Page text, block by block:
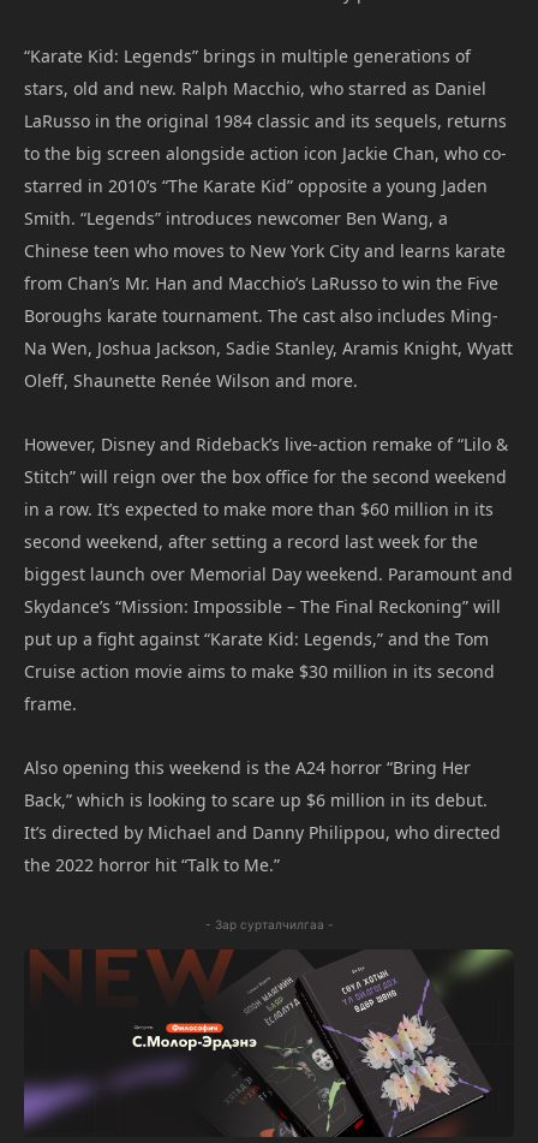
“Karate Kid: Legends” brings in multiple generations of
stars, old and new. Ralph Macchio, who starred as Daniel
LaRusso in the original 1984 classic and its sequels, returns
to the big screen alongside action icon Jackie Chan, who co-
starred in 2010’s “The Karate Kid” opposite a young Jaden
Smith. “Legends” introduces newcomer Ben Wang, a
Chinese teen who moves to New York City and learns karate
from Chan’s Mr. Han and Macchio’s LaRusso to win the Five
Boroughs karate tournament. The cast also includes Ming-
Na Wen, Joshua Jackson, Sadie Stanley, Aramis Knight, Wyatt
Oleff, Shaunette Renée Wilson and more.
However, Disney and Rideback’s live-action remake of “Lilo &
Stitch” will reign over the box office for the second weekend
in a row. It’s expected to make more than $60 million in its
second weekend, after setting a record last week for the
biggest launch over Memorial Day weekend. Paramount and
Skydance’s “Mission: Impossible – The Final Reckoning” will
put up a fight against “Karate Kid: Legends,” and the Tom
Cruise action movie aims to make $30 million in its second
frame.
Also opening this weekend is the A24 horror “Bring Her
Back,” which is looking to scare up $6 million in its debut.
It’s directed by Michael and Danny Philippou, who directed
the 2022 horror hit “Talk to Me.”
- Зар сурталчилгаа -